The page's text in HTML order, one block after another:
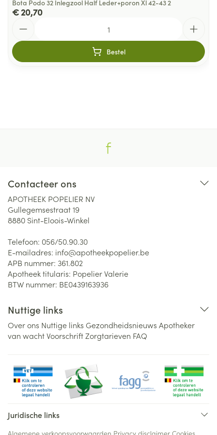
Bota Podo 32 Inlegzool Half Leder+poron Xl 42-43 2
€ 20,70
Bestel
Contacteer ons
APOTHEEK POPELIER NV
Gullegemsestraat 19
8880 Sint-Eloois-Winkel
Telefoon: 056/50.90.30
E-mailadres: info@apotheekpopelier.be
APB nummer: 361.802
Apotheek titularis: Popelier Valerie
BTW nummer: BE0439163936
Nuttige links
Over ons Nuttige links Gezondheidsnieuws Apotheker
van wachtVoorschriftZorgtarieven FAQ
Juridische links
Algemene verkoopsvoorwaarden Privacy disclaimer Cookies